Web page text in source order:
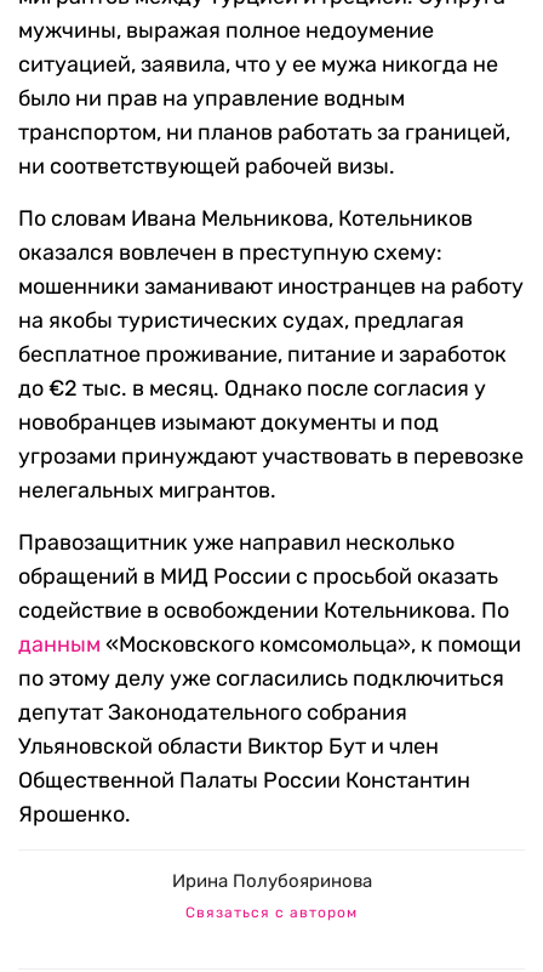
мужчины, выражая полное недоумение
ситуацией, заявила, что у ее мужа никогда не
было ни прав на управление водным
транспортом, ни планов работать за границей,
ни соответствующей рабочей визы.
По словам Ивана Мельникова, Котельников
оказался вовлечен в преступную схему:
мошенники заманивают иностранцев на работу
на якобы туристических судах, предлагая
бесплатное проживание, питание и заработок
до €2 тыс. в месяц. Однако после согласия у
новобранцев изымают документы и под
угрозами принуждают участвовать в перевозке
нелегальных мигрантов.
Правозащитник уже направил несколько
обращений в МИД России с просьбой оказать
содействие в освобождении Котельникова. По
данным «Московского комсомольца», к помощи
по этому делу уже согласились подключиться
депутат Законодательного собрания
Ульяновской области Виктор Бут и член
Общественной Палаты России Константин
Ярошенко.
Ирина Полубояринова
Связаться с автором